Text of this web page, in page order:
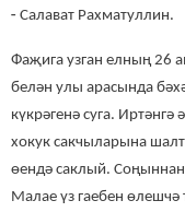
- Салават Рахматуллин.
Фаҗига узган елның 26
белән улы арасында
күкрәгенә суга.
хокук сакчыларына
өендә саклый.
Малае үз гаебен өлешчә